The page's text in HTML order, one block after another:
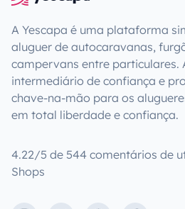
A Yescapa é uma plataforma
aluguer de autocaravanas,
campervans entre particulares.
intermediário de confiança e
chave-na-mão para os
em total liberdade e confiança.
4.22/5 de 544 comentários de
Shops